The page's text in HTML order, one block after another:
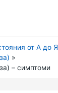
от А до Я
– симптоми